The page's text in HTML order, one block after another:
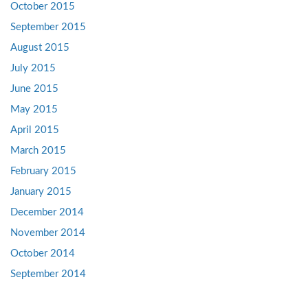
October 2015
September 2015
August 2015
July 2015
June 2015
May 2015
April 2015
March 2015
February 2015
January 2015
December 2014
November 2014
October 2014
September 2014